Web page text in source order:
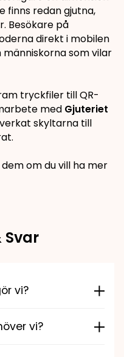
finns redan gjutna,
Besökare på
direkt i mobilen
som vilar
tryckfiler till QR-
med Gjuteriet
skyltarna till
om du vill ha mer
Svar
vi?
inom pastoratet har
vi?